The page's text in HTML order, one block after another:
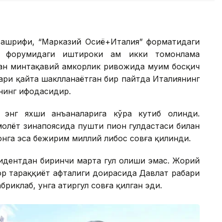
“Марказий Осиё+Италия” форматидаги
иштироки ҳам икки томонлама
минтақавий ҳамкорлик ривожида муҳим босқич
қайта шаклланаётган бир пайтда Италиянинг
ифодасидир.
энг яхши анъаналарига кўра кутиб олинди.
зинапоясида пушти пион гулдастаси билан
эса бежирим миллий либос совға қилинди.
биринчи марта гул олиши эмас. Жорий
ҳафталиги доирасида Давлат раҳбари
унга атиргул совға қилган эди.